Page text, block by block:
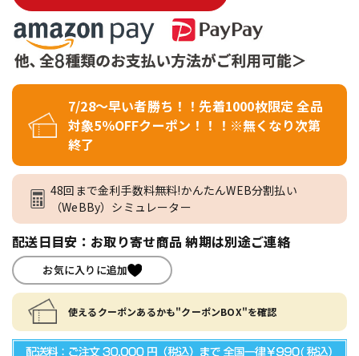
7/28～早い者勝ち！！先着1000枚限定 全品
対象5％OFFクーポン！！！※無くなり次第
終了
48回まで金利手数料無料!かんたんWEB分割払い
（WeBBy）シミュレーター
配送日目安：お取り寄せ商品 納期は別途ご連絡
お気に入りに追加
使えるクーポンあるかも"クーポンBOX"を確認